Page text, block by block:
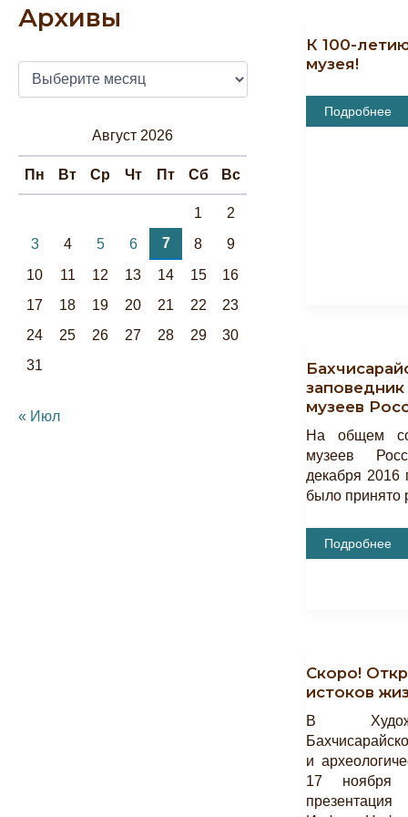
Архивы
Ы
Август 2026
Пн Вт Ср Чт Пт Сб Вс
1
2
3
4 5 6 7 8
9
10
11 12 13 14 15
16
17
18 19 20 21 22
23
24
25 26 27 28 29
30
31
« Июл
К 100-
музея!
К
100-
Подробнее
музеев
На общем
музеев
декабря 2016
было принято
Музей-
Подробнее
Скоро!
истоков
В
и
17 ноября